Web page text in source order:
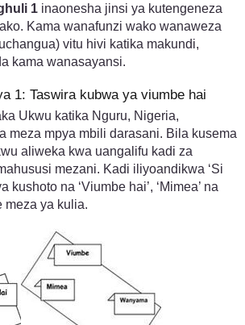
1 inaonesha jinsi ya kutengeneza
Kama wanafunzi wako wanaweza
vitu hivi katika makundi,
kama wanasayansi.
1: Taswira kubwa ya viumbe hai
Ukwu katika Nguru, Nigeria,
meza mpya mbili darasani. Bila kusema
aliweka kwa uangalifu kadi za
mezani. Kadi iliyoandikwa ‘Si
kushoto na ‘Viumbe hai’, ‘Mimea’ na
meza ya kulia.